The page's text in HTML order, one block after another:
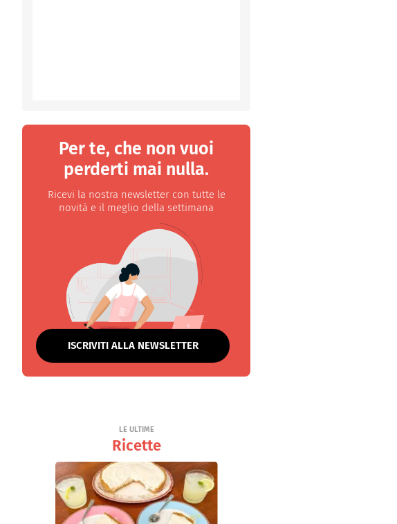
Per te, che non vuoi
perderti mai nulla.
Ricevi la nostra newsletter con tutte le
novità e il meglio della settimana
ISCRIVITI ALLA NEWSLETTER
LE ULTIME
Ricette